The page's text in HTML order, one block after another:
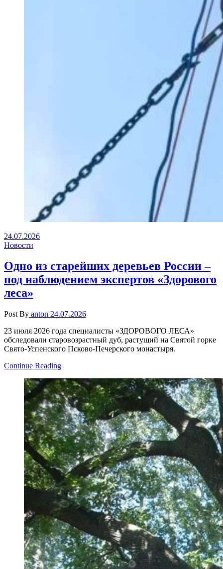
24.07.2026
Новости
Одно из старейших деревьев России –
под наблюдением экспертов «Здорового
леса»
Post By anton 24.07.2026
23 июля 2026 года специалисты «ЗДОРОВОГО ЛЕСА»
обследовали старовозрастный дуб, растущий на Святой горке
Свято-Успенского Псково-Печерского монастыря.
Continue Reading